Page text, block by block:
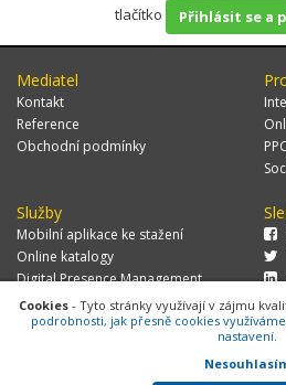
tlačítko
Přihlásit se a
Mediatel
Kontakt
Reference
Obchodní podmínky
Služby
Mobilní aplikace ke stažení
Online katalogy
Digital Presence Management
Více zákazníků
© 2026 MEDIATEL CZ, s.r.o.,Za
Cookies - Tyto stránky využívají v zájmu
podrobnosti, jak přesně cookies
nastavení.